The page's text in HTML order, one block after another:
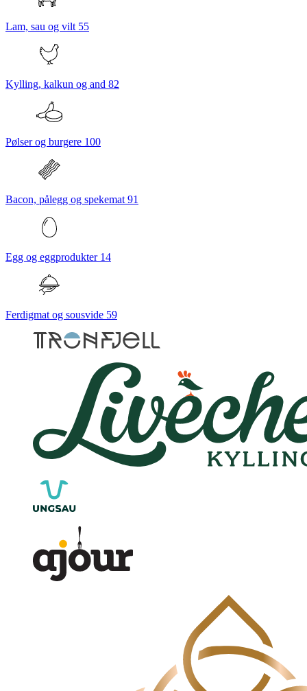
Lam, sau og vilt 55
Kylling, kalkun og and 82
Pølser og burgere 100
Bacon, pålegg og spekemat 91
Egg og eggprodukter 14
Ferdigmat og sousvide 59